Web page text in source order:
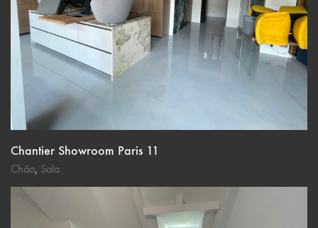
Chantier Showroom Paris 11
Chão, Sala